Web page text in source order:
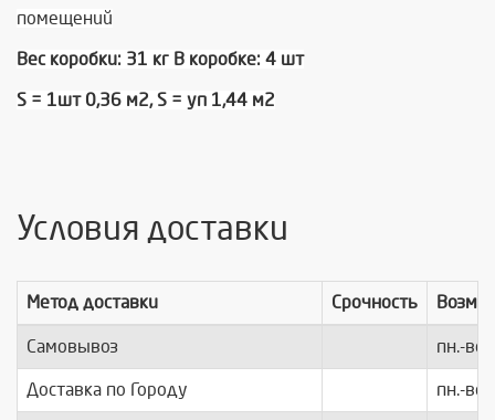
помещений
Вес коробки: 31 кг В коробке: 4 шт
S = 1шт 0,36 м2, S = уп 1,44 м2
Условия доставки
Метод доставки Срочность
Самовывоз пн.-вс.
Доставка по Городу пн.-вс.